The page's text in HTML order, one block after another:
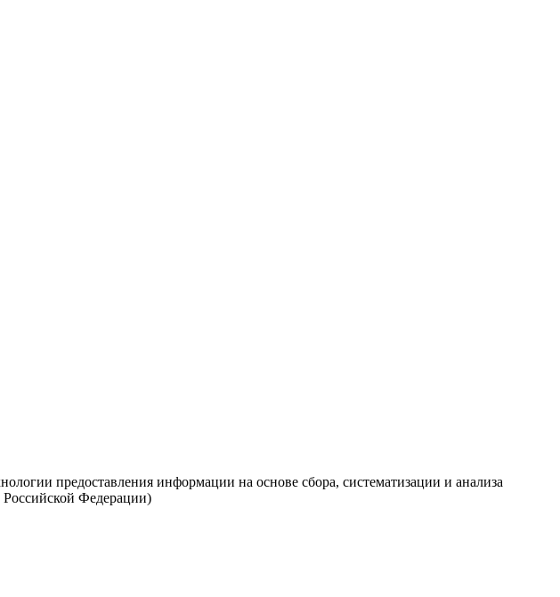
предоставления информации на основе сбора, систематизации и анализа
Российской Федерации)